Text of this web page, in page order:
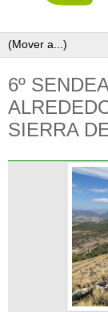
6º
SIERRA